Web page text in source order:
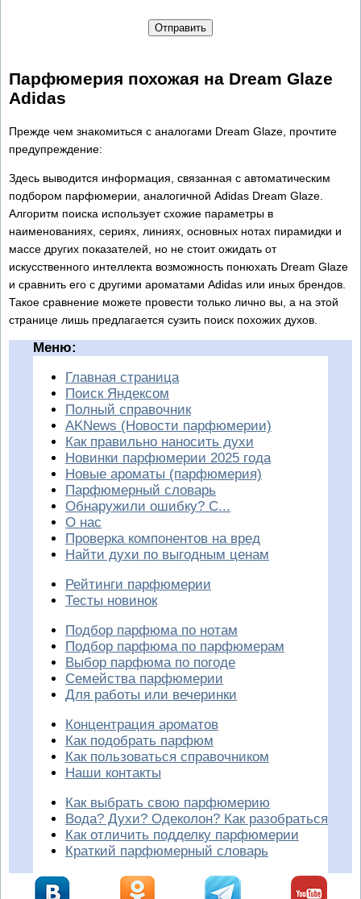
Отправить
Парфюмерия похожая на Dream Glaze
Adidas
Прежде чем знакомиться с аналогами Dream Glaze, прочтите
предупреждение:
Здесь выводится информация, связанная с автоматическим
подбором парфюмерии, аналогичной Adidas Dream Glaze.
Алгоритм поиска использует схожие параметры в
наименованиях, сериях, линиях, основных нотах пирамидки и
массе других показателей, но не стоит ожидать от
искусственного интеллекта возможность понюхать Dream Glaze
и сравнить его с другими ароматами Adidas или иных брендов.
Такое сравнение можете провести только лично вы, а на этой
странице лишь предлагается сузить поиск похожих духов.
Меню:
Главная страница
Поиск Яндексом
Полный справочник
AKNews (Новости парфюмерии)
Как правильно наносить духи
Новинки парфюмерии 2025 года
Новые ароматы (парфюмерия)
Парфюмерный словарь
Обнаружили ошибку? С...
О нас
Проверка компонентов на вред
Найти духи по выгодным ценам
Рейтинги парфюмерии
Тесты новинок
Подбор парфюма по нотам
Подбор парфюма по парфюмерам
Выбор парфюма по погоде
Семейства парфюмерии
Для работы или вечеринки
Концентрация ароматов
Как подобрать парфюм
Как пользоваться справочником
Наши контакты
Как выбрать свою парфюмерию
Вода? Духи? Одеколон? Как разобраться
Как отличить подделку парфюмерии
Краткий парфюмерный словарь